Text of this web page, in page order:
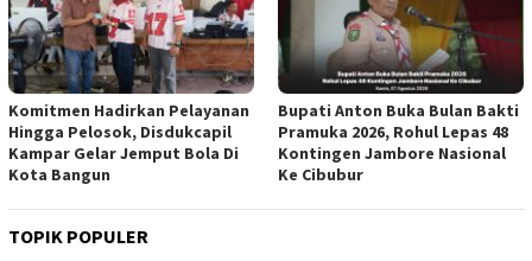
Komitmen Hadirkan Pelayanan
Hingga Pelosok, Disdukcapil
Kampar Gelar Jemput Bola Di
Kota Bangun
Bupati Anton Buka Bulan Bakti
Pramuka 2026, Rohul Lepas 48
Kontingen Jambore Nasional
Ke Cibubur
TOPIK POPULER